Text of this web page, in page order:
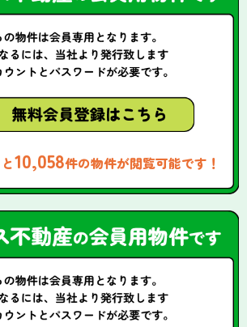
10,058件の物件が閲覧可能です！